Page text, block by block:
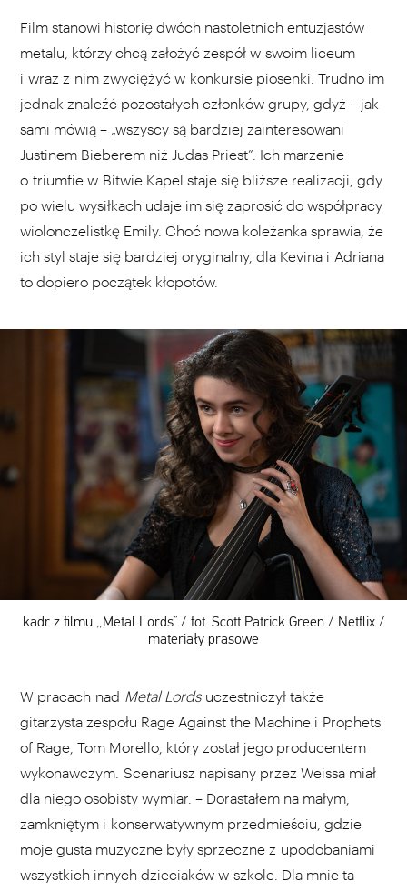
Film stanowi historię dwóch nastoletnich entuzjastów
metalu, którzy chcą założyć zespół w swoim liceum
i wraz z nim zwyciężyć w konkursie piosenki. Trudno im
jednak znaleźć pozostałych członków grupy, gdyż – jak
sami mówią – „wszyscy są bardziej zainteresowani
Justinem Bieberem niż Judas Priest”. Ich marzenie
o triumfie w Bitwie Kapel staje się bliższe realizacji, gdy
po wielu wysiłkach udaje im się zaprosić do współpracy
wiolonczelistkę Emily. Choć nowa koleżanka sprawia, że
ich styl staje się bardziej oryginalny, dla Kevina i Adriana
to dopiero początek kłopotów.
kadr z filmu „Metal Lords” / fot. Scott Patrick Green / Netflix /
materiały prasowe
W pracach nad Metal Lords uczestniczył także
gitarzysta zespołu Rage Against the Machine i Prophets
of Rage, Tom Morello, który został jego producentem
wykonawczym. Scenariusz napisany przez Weissa miał
dla niego osobisty wymiar. – Dorastałem na małym,
zamkniętym i konserwatywnym przedmieściu, gdzie
moje gusta muzyczne były sprzeczne z upodobaniami
wszystkich innych dzieciaków w szkole. Dla mnie ta